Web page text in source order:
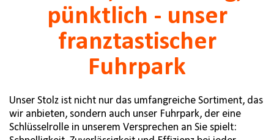
pünktlich - unser
franztastischer
Fuhrpark
Unser Stolz ist nicht nur das umfangreiche Sortiment, das
wir anbieten, sondern auch unser Fuhrpark, der eine
Schlüsselrolle in unserem Versprechen an Sie spielt: